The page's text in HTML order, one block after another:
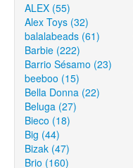
ALEX (55)
Alex Toys (32)
balalabeads (61)
Barbie (222)
Barrio Sésamo (23)
beeboo (15)
Bella Donna (22)
Beluga (27)
Bieco (18)
Big (44)
Bizak (47)
Brio (160)